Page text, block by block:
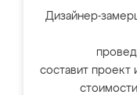
Дизайнер-
составит проект